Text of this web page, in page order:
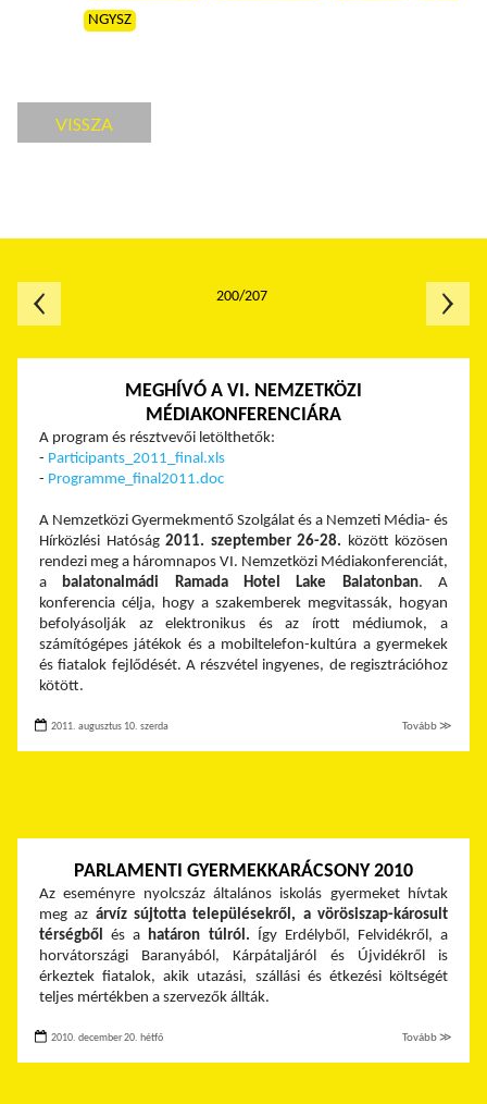
NGYSZ
VISSZA
MEGHÍVÓ A VI. NEMZETKÖZI
MÉDIAKONFERENCIÁRA
A program és résztvevői letölthetők:
- Participants_2011_final.xls
- Programme_final2011.doc
A Nemzetközi Gyermekmentő Szolgálat és a Nemzeti Média- és
Hírközlési Hatóság 2011. szeptember 26-28. között közösen
rendezi meg a háromnapos VI. Nemzetközi Médiakonferenciát,
a balatonalmádi Ramada Hotel Lake Balatonban. A
konferencia célja, hogy a szakemberek megvitassák, hogyan
befolyásolják az elektronikus és az írott médiumok, a
számítógépes játékok és a mobiltelefon-kultúra a gyermekek
és fiatalok fejlődését. A részvétel ingyenes, de regisztrációhoz
kötött.
2011. augusztus 10. szerda Tovább ≫
PARLAMENTI GYERMEKKARÁCSONY 2010
Az eseményre nyolcszáz általános iskolás gyermeket hívtak
meg az árvíz sújtotta településekről, a vörösiszap-károsult
térségből és a határon túlról. Így Erdélyből, Felvidékről, a
horvátországi Baranyából, Kárpátaljáról és Újvidékről is
érkeztek fiatalok, akik utazási, szállási és étkezési költségét
teljes mértékben a szervezők állták.
2010. december 20. hétfő Tovább ≫
200/207